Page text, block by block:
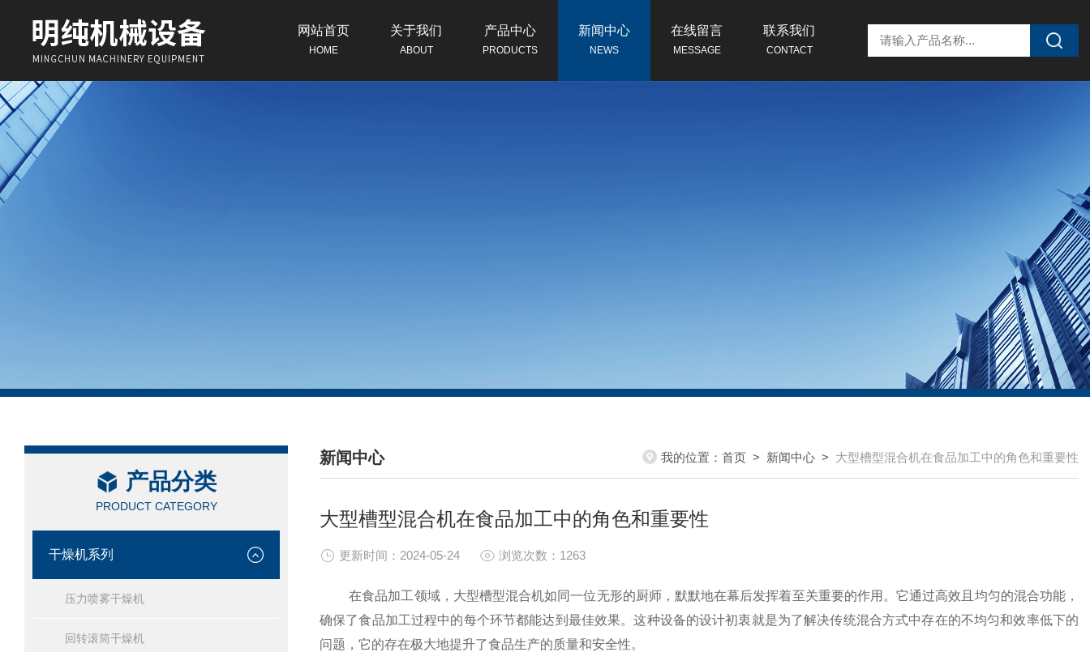
网站首页
HOME
关于我们
ABOUT
产品中心
PRODUCTS
新闻中心
NEWS
在线留言
MESSAGE
联系我们
CONTACT
产品分类
PRODUCT CATEGORY
干燥机系列
压力喷雾干燥机
回转滚筒干燥机
新闻中心
/ NEWS CENTER
我的位置： 首页 > 新闻中心 > 大型槽型混合机在食品加工中的角色和重要性
大型槽型混合机在食品加工中的角色和重要性
更新时间：2024-05-24 浏览次数：1263
在食品加工领域，大型槽型混合机如同一位无形的厨师，默默地在幕后发挥着至关重要的作用。它通过高效且均匀的混合功能，
确保了食品加工过程中的每个环节都能达到最佳效果。这种设备的设计初衷就是为了解决传统混合方式中存在的不均匀和效率低下的
问题，它的存在极大地提升了食品生产的质量和安全性。